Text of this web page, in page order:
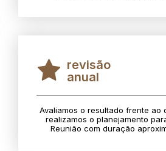
revisão
anual
Avaliamos o resultado frente ao
realizamos o planejamento
Reunião com duração